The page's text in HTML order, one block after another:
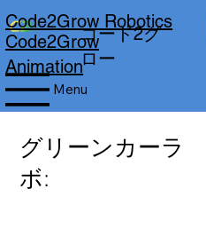
コード2グ
ロー
Menu
Code2Grow Robotics
Code2Grow
Animation
グリーンカーラ
ボ: